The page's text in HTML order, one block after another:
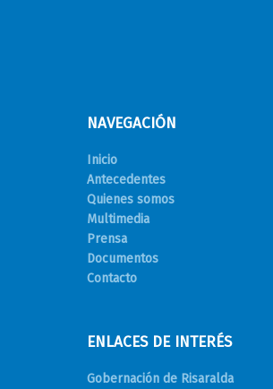
NAVEGACIÓN
Inicio
Antecedentes
Quienes somos
Multimedia
Prensa
Documentos
Contacto
ENLACES DE INTERÉS
Gobernación de Risaralda